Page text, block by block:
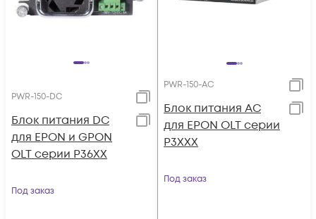
PWR-150-DC
Блок питания DC
для EPON и GPON
OLT серии P36XX
Под заказ
PWR-150-AC
Блок питания AC
для EPON OLT серии
P3XXX
Под заказ